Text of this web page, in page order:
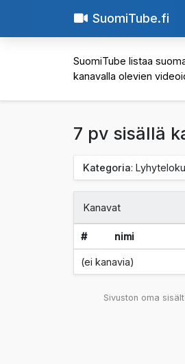
SuomiTube.fi
SuomiTube listaa
kanavalla olevien
7 pv sisällä
Kategoria:
Kanavat
# nimi
(ei kanavia)
Sivuston oma